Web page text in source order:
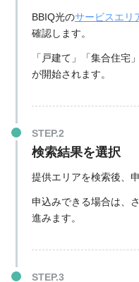
BBIQ光のサービスエリ
確認します。
「戸建て」「集合住宅
が開始されます。
検索結果を選択
提供エリアを検索後、
申込みできる場合は、
進みます。